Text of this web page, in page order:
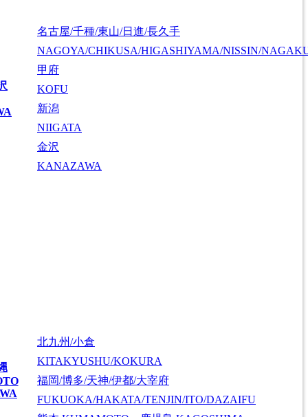
名古屋/千種/東山/日進/長久手
NAGOYA/CHIKUSA/HIGASHIYAMA/NISSIN/
甲府
KOFU
新潟
NIIGATA
金沢
KANAZAWA
北九州/小倉
KITAKYUSHU/KOKURA
福岡/博多/天神/伊都/大宰府
FUKUOKA/HAKATA/TENJIN/ITO/DAZAIFU